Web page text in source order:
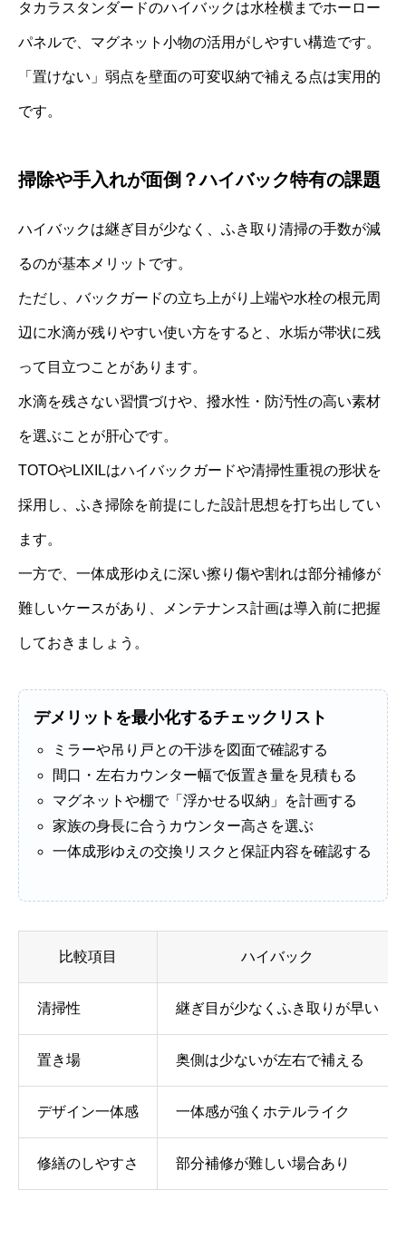
タカラスタンダードのハイバックは水栓横までホーロー
パネルで、マグネット小物の活用がしやすい構造です。
「置けない」弱点を壁面の可変収納で補える点は実用的
です。
掃除や手入れが面倒？ハイバック特有の課題
ハイバックは継ぎ目が少なく、ふき取り清掃の手数が減
るのが基本メリットです。
ただし、バックガードの立ち上がり上端や水栓の根元周
辺に水滴が残りやすい使い方をすると、水垢が帯状に残
って目立つことがあります。
水滴を残さない習慣づけや、撥水性・防汚性の高い素材
を選ぶことが肝心です。
TOTOやLIXILはハイバックガードや清掃性重視の形状を
採用し、ふき掃除を前提にした設計思想を打ち出してい
ます。
一方で、一体成形ゆえに深い擦り傷や割れは部分補修が
難しいケースがあり、メンテナンス計画は導入前に把握
しておきましょう。
デメリットを最小化するチェックリスト
ミラーや吊り戸との干渉を図面で確認する
間口・左右カウンター幅で仮置き量を見積もる
マグネットや棚で「浮かせる収納」を計画する
家族の身長に合うカウンター高さを選ぶ
一体成形ゆえの交換リスクと保証内容を確認する
比較項目 ハイバック
清掃性 継ぎ目が少なくふき取りが早い
置き場 奥側は少ないが左右で補える
デザイン一体感 一体感が強くホテルライク
修繕のしやすさ 部分補修が難しい場合あり